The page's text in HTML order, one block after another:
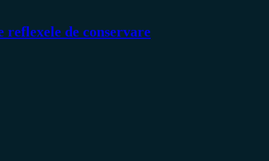
de conservare